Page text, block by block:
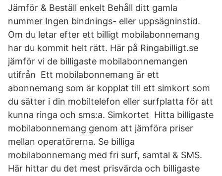
Jämför & Beställ enkelt Behåll ditt gamla
nummer Ingen bindnings- eller uppsägninstid.
Om du letar efter ett billigt mobilabonnemang
har du kommit helt rätt. Här på Ringabilligt.se
jämför vi de billigaste mobilabonnemangen
utifrån Ett mobilabonnemang är ett
abonnemang som är kopplat till ett simkort som
du sätter i din mobiltelefon eller surfplatta för att
kunna ringa och sms:a. Simkortet Hitta billigaste
mobilabonnemang genom att jämföra priser
mellan operatörerna. Se billiga
mobilabonnemang med fri surf, samtal & SMS.
Här hittar du det mest prisvärda och billigaste